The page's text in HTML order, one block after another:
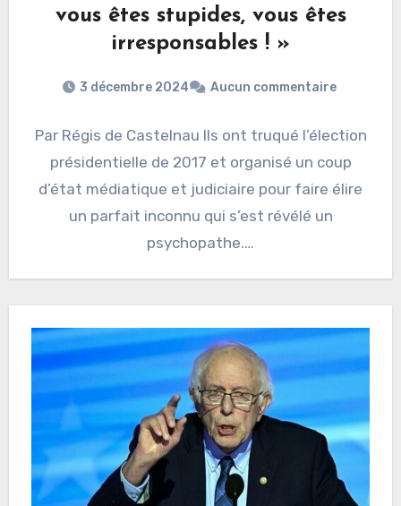
vous êtes stupides, vous êtes
irresponsables ! »
3 décembre 2024 Aucun commentaire
Par Régis de Castelnau Ils ont truqué l’élection
présidentielle de 2017 et organisé un coup
d’état médiatique et judiciaire pour faire élire
un parfait inconnu qui s’est révélé un
psychopathe.…